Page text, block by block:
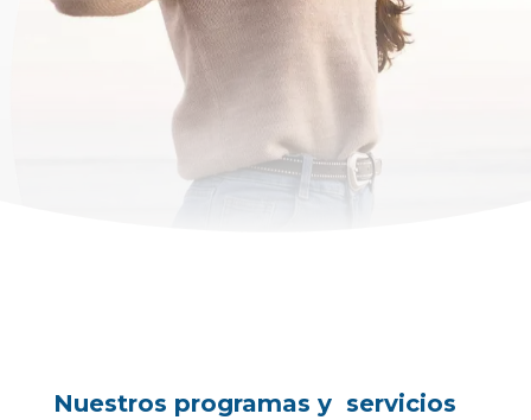
Nuestros programas y servicios